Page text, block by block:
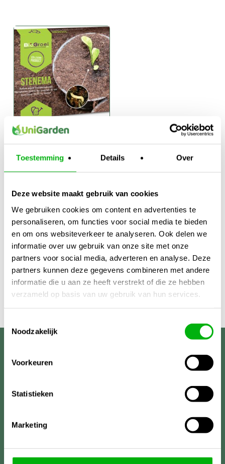
Toestemming Details Over
Deze website maakt gebruik van cookies
We gebruiken cookies om content en advertenties te
personaliseren, om functies voor social media te bieden
en om ons websiteverkeer te analyseren. Ook delen we
informatie over uw gebruik van onze site met onze
partners voor social media, adverteren en analyse. Deze
partners kunnen deze gegevens combineren met andere
informatie die u aan ze heeft verstrekt of die ze hebben
verzameld op basis van uw gebruik van hun services.
Noodzakelijk
Voorkeuren
Statistieken
Marketing
Tegen
Rouwvliegjes
€89,95Prijsklasse:
€19,00
tot
€89,95